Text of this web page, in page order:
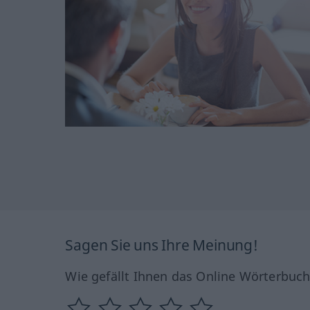
Sagen Sie uns Ihre Meinung!
Wie gefällt Ihnen das Online